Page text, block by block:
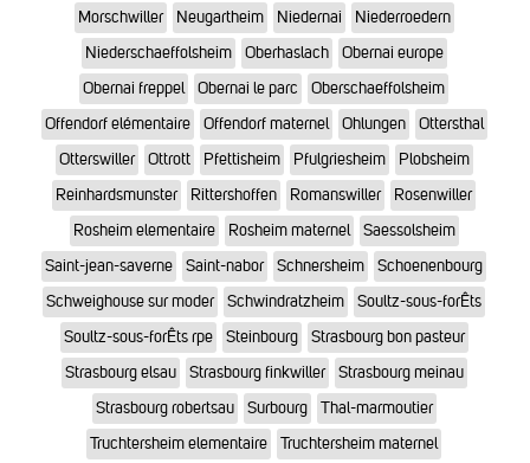
Morschwiller
Neugartheim Niedernai
Niederroedern
Niederschaeffolsheim
Oberhaslach
Obernai europe
Obernai freppel
Obernai le parc
Oberschaeffolsheim
Offendorf elémentaire
Offendorf maternel Ohlungen
Ottersthal
Otterswiller
Ottrott Pfettisheim Pfulgriesheim
Plobsheim
Reinhardsmunster
Rittershoffen Romanswiller
Rosenwiller
Rosheim elementaire
Rosheim maternel
Saessolsheim
Saint-jean-saverne
Saint-nabor Schnersheim
Schoenenbourg
Schweighouse sur moder
Schwindratzheim
Soultz-sous-forÊts
Soultz-sous-forÊts rpe
Steinbourg
Strasbourg bon pasteur
Strasbourg elsau
Strasbourg finkwiller
Strasbourg meinau
Strasbourg robertsau
Surbourg
Thal-marmoutier
Truchtersheim elementaire
Truchtersheim maternel